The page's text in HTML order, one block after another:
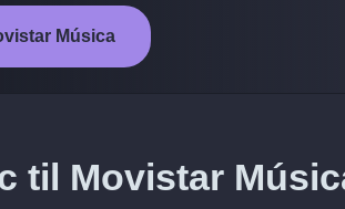
Música
til Movistar